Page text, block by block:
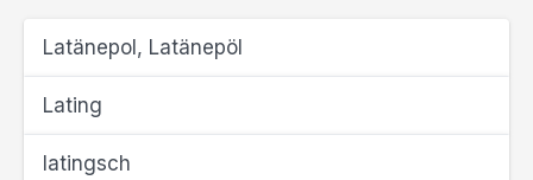
Latänepol, Latänepöl
Lating
latingsch